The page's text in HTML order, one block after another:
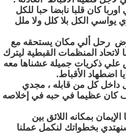
كان قلبا نابضا حبا للكل
يواسي الكل بلا كلل ولا ملل
رحل ألي مكان يستحقه مع
المنظمات القبطية ليترك
علي ذكريات جميلة عشناها معه
اضطهاد الأقباط.
داخل كل من قابله ، مجدي
عظيما في حبه في إخلاصه
بمكانه اللائق بين
بخطواتك لنكمل عملنا